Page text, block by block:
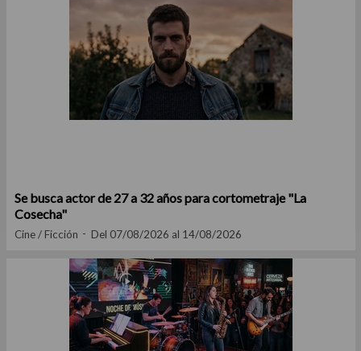
Se busca actor de 27 a 32 años para cortometraje "La
Cosecha"
Cine / Ficción Del 07/08/2026 al 14/08/2026